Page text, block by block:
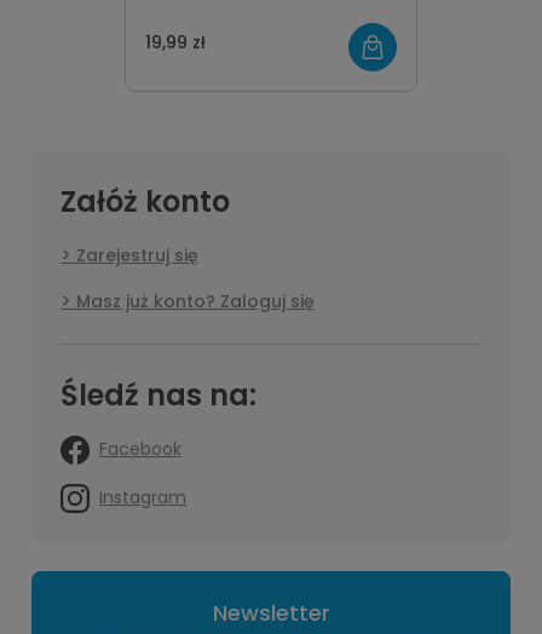
19,99 zł
Załóż konto
Zarejestruj się
Masz już konto? Zaloguj się
Śledź nas na:
Facebook
Instagram
Newsletter